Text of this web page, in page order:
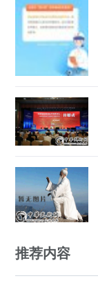
推荐内容